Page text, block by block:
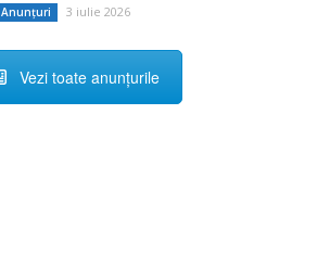
Anunțuri 3 iulie 2026
Vezi toate anunțurile